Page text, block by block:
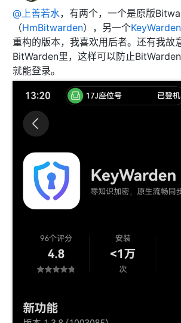
@上善若水，有两个，一个是原版
（HmBitwarden），另一个KeyWarden
重构的版本，我喜欢用后者。还有我故
BitWarden里，这样可以防止
就能登录。